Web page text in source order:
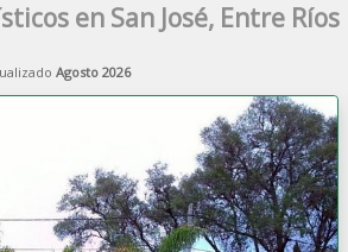
en San José, Entre Ríos
Agosto 2026